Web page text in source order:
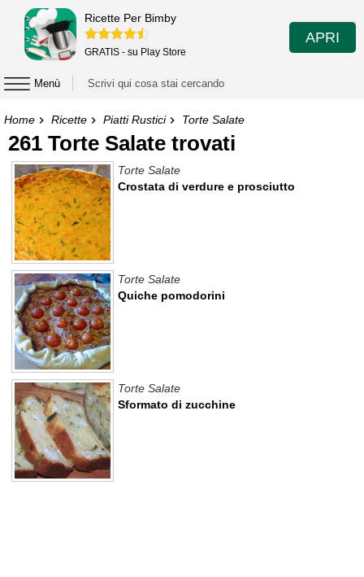
Ricette Per Bimby
GRATIS - su Play Store
APRI
Menù
Home Ricette Piatti Rustici Torte Salate
261 Torte Salate trovati
Crostata di verdure e prosciutto
Torte Salate
Quiche pomodorini
Torte Salate
Sformato di zucchine
Torte Salate